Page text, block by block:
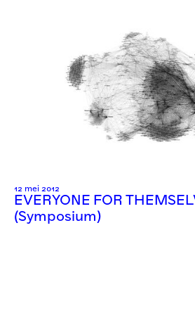
12 mei 2012
EVERYONE FOR
(Symposium)